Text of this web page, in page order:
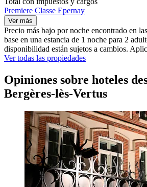
Premiere Classe Epernay
Ver más
Precio más bajo por noche encontrado en
base en una estancia de 1 noche para 2
disponibilidad están sujetos a cambios.
Ver todas las propiedades
Opiniones sobre hoteles
Bergères-lès-Vertus